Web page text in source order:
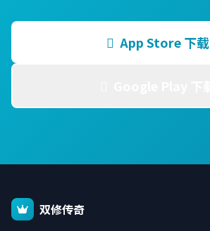
App Store 下载
双修传奇